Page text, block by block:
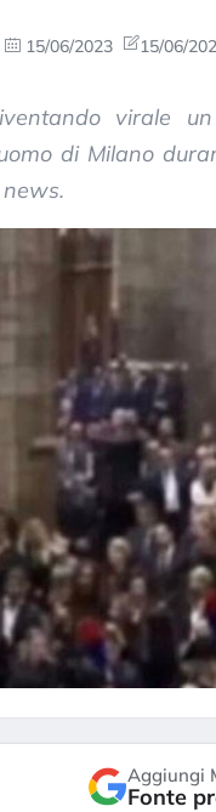
15/06/2023 15/06/
virale
di Milano
Aggiungi
Fonte
valutazioni estreme
Cosa sta
degli asset?
segni di
le (…)